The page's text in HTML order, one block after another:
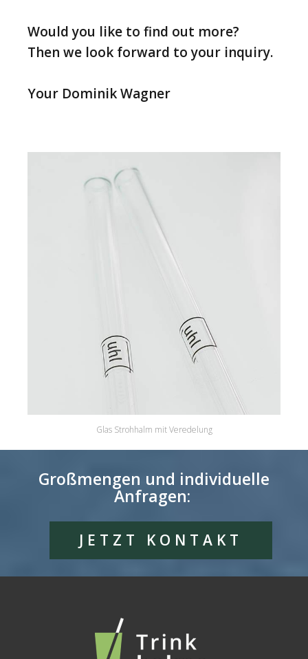
Glas Strohhalm mit Veredelung
Would you like to find out more?
Then we look forward to your inquiry.
Your Dominik Wagner
Großmengen und individuelle
Anfragen:
JETZT KONTAKT